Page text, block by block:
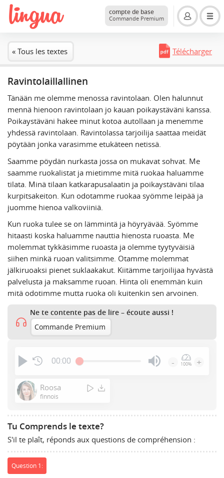
compte de base
Commande Premium
« Tous les textes Télécharger
Ravintolaillallinen
Tänään me olemme menossa ravintolaan. Olen halunnut
mennä hienoon ravintolaan jo kauan poikaystäväni kanssa.
Poikaystäväni hakee minut kotoa autollaan ja menemme
yhdessä ravintolaan. Ravintolassa tarjoilija saattaa meidät
pöytään jonka varasimme etukäteen netissä.
Saamme pöydän nurkasta jossa on mukavat sohvat. Me
saamme ruokalistat ja mietimme mitä ruokaa haluamme
tilata. Minä tilaan katkarapusalaatin ja poikaystäväni tilaa
kurpitsakeiton. Kun odotamme ruokaa syömme leipää ja
juomme hienoa valkoviiniä.
Kun ruoka tulee se on lämmintä ja höyryävää. Syömme
hitaasti koska haluamme nauttia hienosta ruoasta. Me
molemmat tykkäsimme ruoasta ja olemme tyytyväisiä
siihen minkä ruoan valitsimme. Otamme molemmat
jälkiruoaksi pienet suklaakakut. Kiitämme tarjoilijaa hyvästä
palvelusta ja maksamme ruoan. Hinta oli enemmän kuin
mitä odotimme mutta ruoka oli kuitenkin sen arvoinen.
Ne te contente pas de lire – écoute aussi !
Commande Premium
00:00
volume
- 100% +
Roosa
finnois
Tu Comprends le texte?
S'il te plaît, réponds aux questions de compréhension :
Question 1: